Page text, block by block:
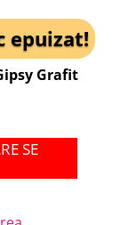
epuizat!
Grafit
SE